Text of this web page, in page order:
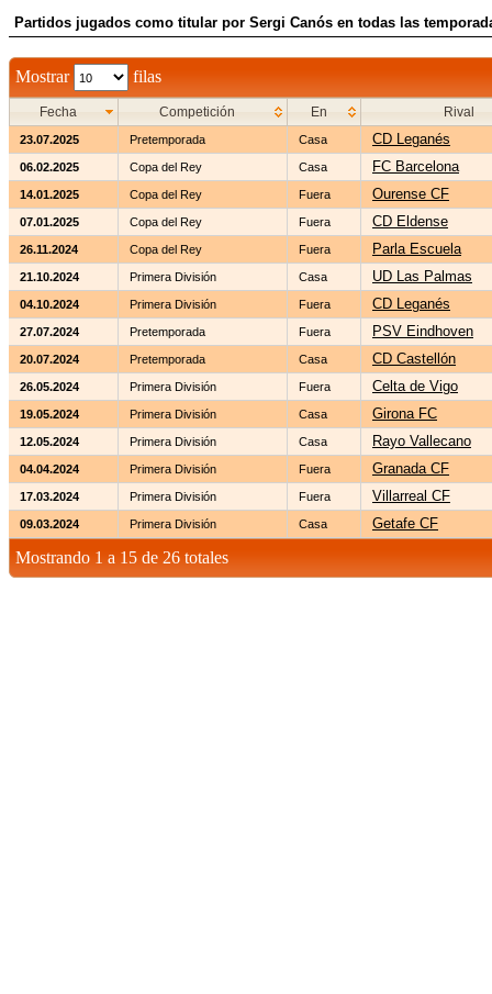
Partidos jugados como titular por Sergi Canós en todas las
Mostrar filas
Fecha Competición En Rival
23.07.2025 Pretemporada Casa CD Leganés
06.02.2025 Copa del Rey Casa FC Barcelona
14.01.2025 Copa del Rey Fuera Ourense CF
07.01.2025 Copa del Rey Fuera CD Eldense
26.11.2024 Copa del Rey Fuera Parla Escuela
21.10.2024 Primera División Casa UD Las Palmas
04.10.2024 Primera División Fuera CD Leganés
27.07.2024 Pretemporada Fuera PSV Eindhoven
20.07.2024 Pretemporada Casa CD Castellón
26.05.2024 Primera División Fuera Celta de Vigo
19.05.2024 Primera División Casa Girona FC
12.05.2024 Primera División Casa Rayo Vallecano
04.04.2024 Primera División Fuera Granada CF
17.03.2024 Primera División Fuera Villarreal CF
09.03.2024 Primera División Casa Getafe CF
Mostrando 1 a 15 de 26 totales